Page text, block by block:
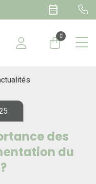
date_range
0
des
du